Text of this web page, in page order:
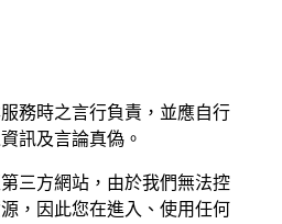
務時之言行負責，並應自行
訊及言論真偽。
三方網站，由於我們無法控
，因此您在進入、使用任何